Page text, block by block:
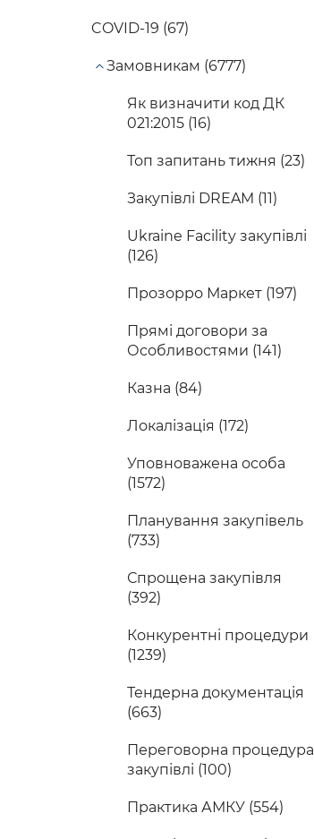
COVID-19 (67)
Замовникам (6777)
Як визначити код ДК
021:2015 (16)
Топ запитань тижня (23)
Закупівлі DREAM (11)
Ukraine Facility закупівлі
(126)
Прозорро Маркет (197)
Прямі договори за
Особливостями (141)
Казна (84)
Локалізація (172)
Уповноважена особа
(1572)
Планування закупівель
(733)
Спрощена закупівля
(392)
Конкурентні процедури
(1239)
Тендерна документація
(663)
Переговорна процедура
закупівлі (100)
Практика АМКУ (554)